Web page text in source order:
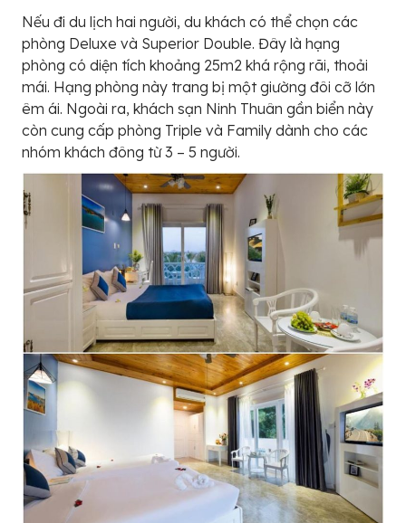
Nếu đi du lịch hai người, du khách có thể chọn các
phòng Deluxe và Superior Double. Đây là hạng
phòng có diện tích khoảng 25m2 khá rộng rãi, thoải
mái. Hạng phòng này trang bị một giường đôi cỡ lớn
êm ái. Ngoài ra, khách sạn Ninh Thuân gần biển này
còn cung cấp phòng Triple và Family dành cho các
nhóm khách đông từ 3 – 5 người.